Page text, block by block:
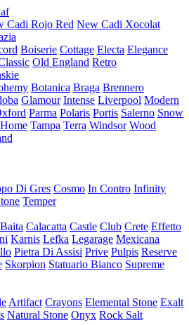
Cadi Rojo Red New Cadi Xocolat
Boiserie Cottage Electa Elegance
Old England Retro
Botanica Braga Brennero
Glamour Intense Liverpool Modern
Parma Polaris Portis Salerno Snow
Tampa Terra Windsor Wood
Di Gres Cosmo In Contro Infinity
Temper
Baita Calacatta Castle Club Crete Effetto
Karnis Lefka Legarage Mexicana
Pietra Di Assisi Prive Pulpis Reserve
Skorpion Statuario Bianco Supreme
Artifact Crayons Elemental Stone Exalt
Natural Stone Onyx Rock Salt